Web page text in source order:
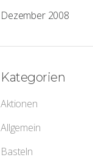
Dezember 2008
Kategorien
Aktionen
Allgemein
Basteln